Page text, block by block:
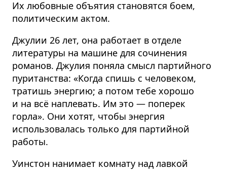
Их любовные объятия становятся боем,
политическим актом.
Джулии 26 лет, она работает в отделе
литературы на машине для сочинения
романов. Джулия поняла смысл партийного
пуританства: «Когда спишь с человеком,
тратишь энергию; а потом тебе хорошо
и на всё наплевать. Им это — поперек
горла». Они хотят, чтобы энергия
использовалась только для партийной
работы.
Уинстон нанимает комнату над лавкой